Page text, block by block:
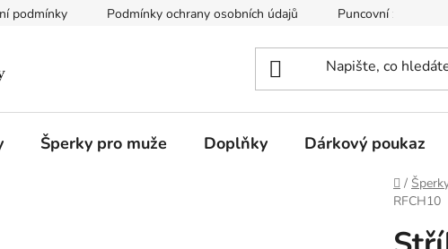
podmínky Podmínky ochrany osobních údajů Puncovní značky
Šperky pro muže Doplňky Dárkový poukaz
Domů
/
RFCH10